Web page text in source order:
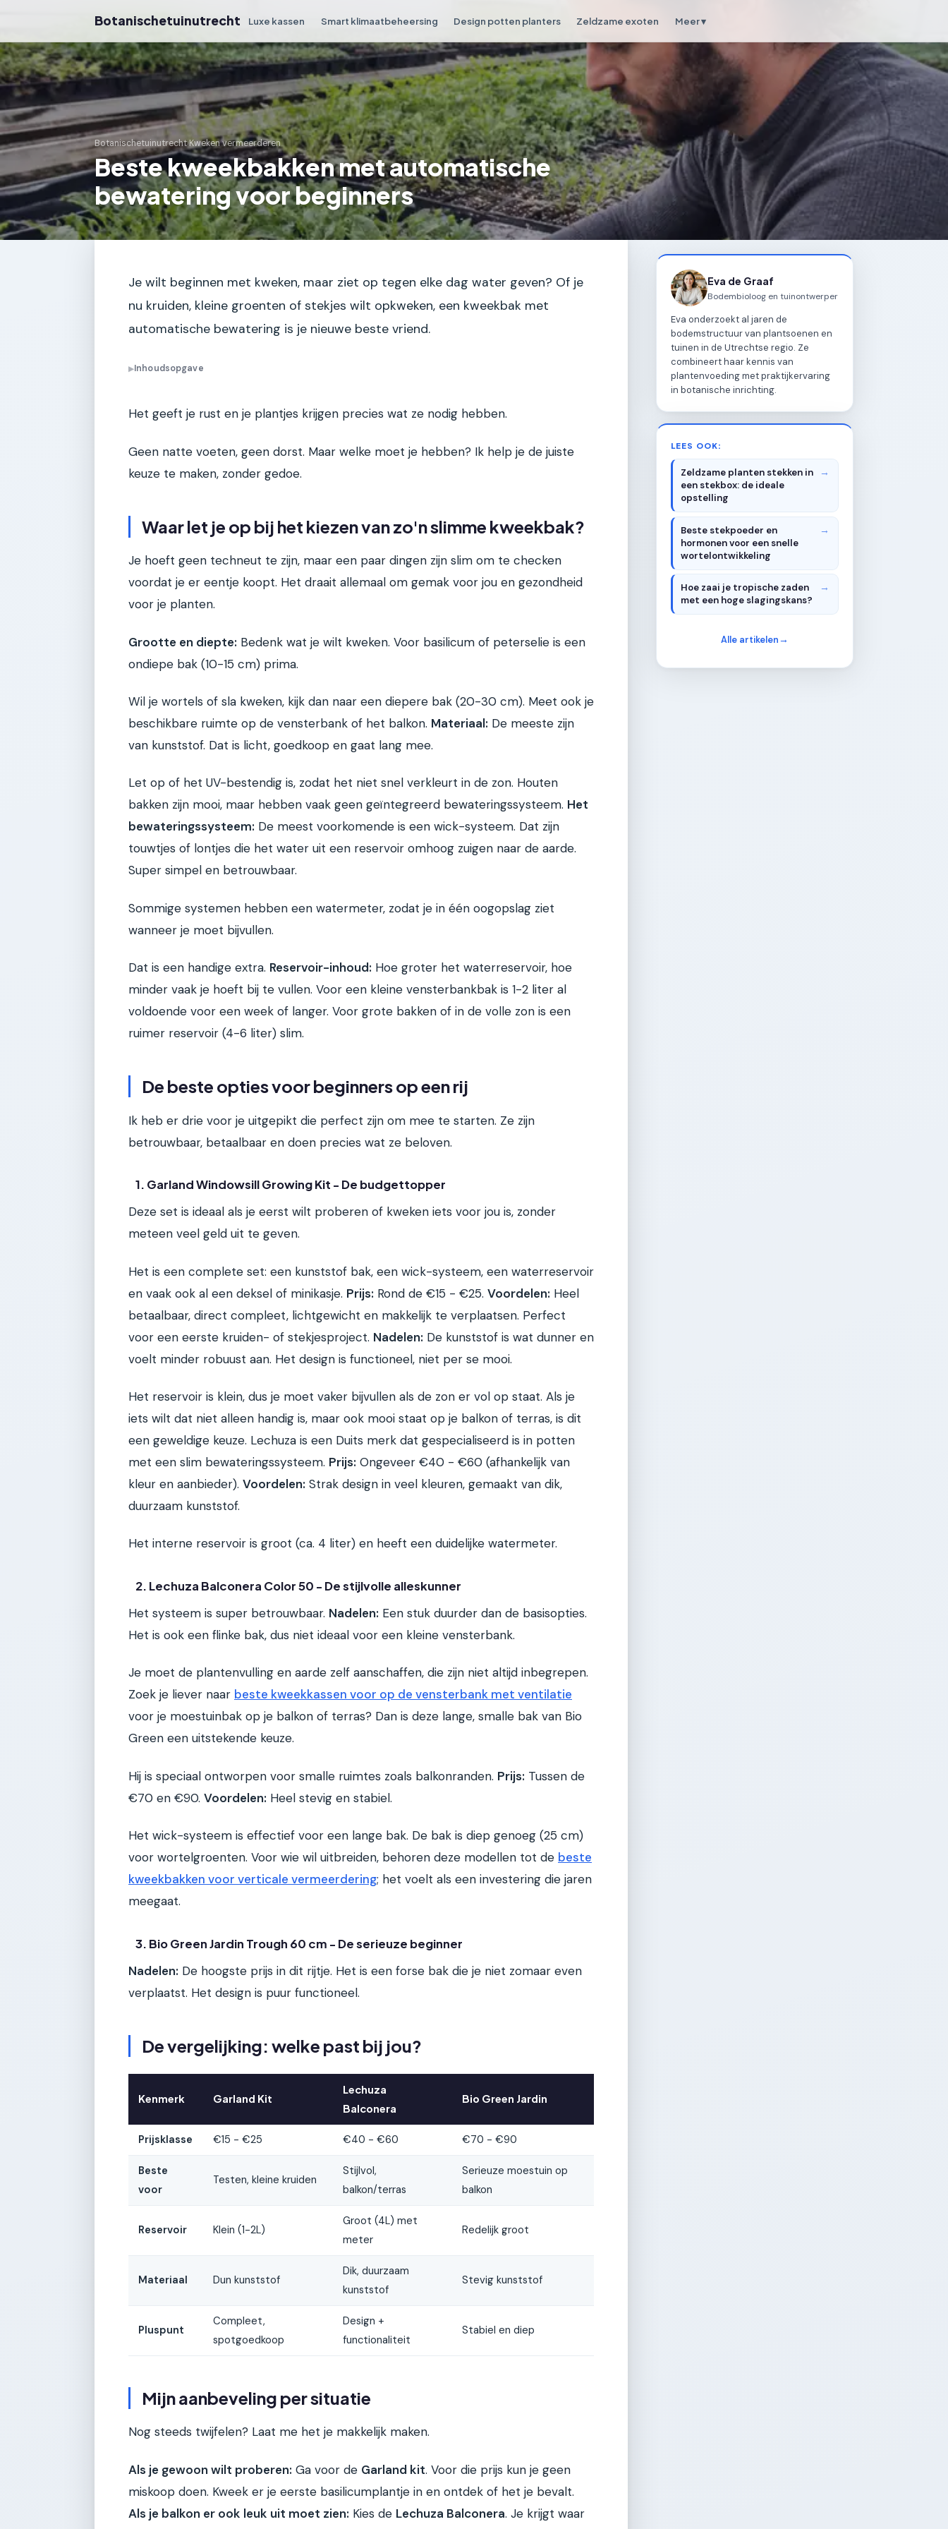
Botanischetuinutrecht Luxe kassen Smart klimaatbeheersing Design potten planters Zeldzame exoten Meer ▾
Botanischetuinutrecht›Kweken vermeerderen
Beste kweekbakken met automatische
bewatering voor beginners
Je wilt beginnen met kweken, maar ziet op tegen elke dag water geven? Of je
nu kruiden, kleine groenten of stekjes wilt opkweken, een kweekbak met
automatische bewatering is je nieuwe beste vriend.
▶Inhoudsopgave
Het geeft je rust en je plantjes krijgen precies wat ze nodig hebben.
Geen natte voeten, geen dorst. Maar welke moet je hebben? Ik help je de juiste
keuze te maken, zonder gedoe.
Waar let je op bij het kiezen van zo'n slimme kweekbak?
Je hoeft geen techneut te zijn, maar een paar dingen zijn slim om te checken
voordat je er eentje koopt. Het draait allemaal om gemak voor jou en gezondheid
voor je planten.
Grootte en diepte: Bedenk wat je wilt kweken. Voor basilicum of peterselie is een
ondiepe bak (10-15 cm) prima.
Wil je wortels of sla kweken, kijk dan naar een diepere bak (20-30 cm). Meet ook je
beschikbare ruimte op de vensterbank of het balkon. Materiaal: De meeste zijn
van kunststof. Dat is licht, goedkoop en gaat lang mee.
Let op of het UV-bestendig is, zodat het niet snel verkleurt in de zon. Houten
bakken zijn mooi, maar hebben vaak geen geïntegreerd bewateringssysteem. Het
bewateringssysteem: De meest voorkomende is een wick-systeem. Dat zijn
touwtjes of lontjes die het water uit een reservoir omhoog zuigen naar de aarde.
Super simpel en betrouwbaar.
Sommige systemen hebben een watermeter, zodat je in één oogopslag ziet
wanneer je moet bijvullen.
Dat is een handige extra. Reservoir-inhoud: Hoe groter het waterreservoir, hoe
minder vaak je hoeft bij te vullen. Voor een kleine vensterbankbak is 1-2 liter al
voldoende voor een week of langer. Voor grote bakken of in de volle zon is een
ruimer reservoir (4-6 liter) slim.
De beste opties voor beginners op een rij
Ik heb er drie voor je uitgepikt die perfect zijn om mee te starten. Ze zijn
betrouwbaar, betaalbaar en doen precies wat ze beloven.
1. Garland Windowsill Growing Kit - De budgettopper
Deze set is ideaal als je eerst wilt proberen of kweken iets voor jou is, zonder
meteen veel geld uit te geven.
Het is een complete set: een kunststof bak, een wick-systeem, een waterreservoir
en vaak ook al een deksel of minikasje. Prijs: Rond de €15 - €25. Voordelen: Heel
betaalbaar, direct compleet, lichtgewicht en makkelijk te verplaatsen. Perfect
voor een eerste kruiden- of stekjesproject. Nadelen: De kunststof is wat dunner en
voelt minder robuust aan. Het design is functioneel, niet per se mooi.
Het reservoir is klein, dus je moet vaker bijvullen als de zon er vol op staat. Als je
iets wilt dat niet alleen handig is, maar ook mooi staat op je balkon of terras, is dit
een geweldige keuze. Lechuza is een Duits merk dat gespecialiseerd is in potten
met een slim bewateringssysteem. Prijs: Ongeveer €40 - €60 (afhankelijk van
kleur en aanbieder). Voordelen: Strak design in veel kleuren, gemaakt van dik,
duurzaam kunststof.
Het interne reservoir is groot (ca. 4 liter) en heeft een duidelijke watermeter.
2. Lechuza Balconera Color 50 - De stijlvolle alleskunner
Het systeem is super betrouwbaar. Nadelen: Een stuk duurder dan de basisopties.
Het is ook een flinke bak, dus niet ideaal voor een kleine vensterbank.
Je moet de plantenvulling en aarde zelf aanschaffen, die zijn niet altijd inbegrepen.
Zoek je liever naar beste kweekkassen voor op de vensterbank met ventilatie
voor je moestuinbak op je balkon of terras? Dan is deze lange, smalle bak van Bio
Green een uitstekende keuze.
Hij is speciaal ontworpen voor smalle ruimtes zoals balkonranden. Prijs: Tussen de
€70 en €90. Voordelen: Heel stevig en stabiel.
Het wick-systeem is effectief voor een lange bak. De bak is diep genoeg (25 cm)
voor wortelgroenten. Voor wie wil uitbreiden, behoren deze modellen tot de beste
kweekbakken voor verticale vermeerdering; het voelt als een investering die jaren
meegaat.
3. Bio Green Jardin Trough 60 cm - De serieuze beginner
Nadelen: De hoogste prijs in dit rijtje. Het is een forse bak die je niet zomaar even
verplaatst. Het design is puur functioneel.
De vergelijking: welke past bij jou?
Kenmerk Garland Kit
Lechuza
Balconera
Bio Green Jardin
Prijsklasse €15 - €25 €40 - €60 €70 - €90
Beste
voor
Testen, kleine kruiden
Stijlvol,
balkon/terras
Serieuze moestuin op
balkon
Reservoir Klein (1-2L)
Groot (4L) met
meter
Redelijk groot
Materiaal Dun kunststof
Dik, duurzaam
kunststof
Stevig kunststof
Pluspunt
Compleet,
spotgoedkoop
Design +
functionaliteit
Stabiel en diep
Mijn aanbeveling per situatie
Nog steeds twijfelen? Laat me het je makkelijk maken.
Als je gewoon wilt proberen: Ga voor de Garland kit. Voor die prijs kun je geen
miskoop doen. Kweek er je eerste basilicumplantje in en ontdek of het je bevalt.
Als je balkon er ook leuk uit moet zien: Kies de Lechuza Balconera. Je krijgt waar
Eva de Graaf
Bodembioloog en tuinontwerper
Eva onderzoekt al jaren de
bodemstructuur van plantsoenen en
tuinen in de Utrechtse regio. Ze
combineert haar kennis van
plantenvoeding met praktijkervaring
in botanische inrichting.
LEES OOK:
Zeldzame planten stekken in
een stekbox: de ideale
opstelling
Beste stekpoeder en
hormonen voor een snelle
wortelontwikkeling
Hoe zaai je tropische zaden
met een hoge slagingskans?
Alle artikelen